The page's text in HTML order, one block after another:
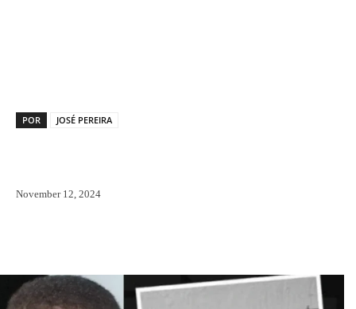
POR JOSÉ PEREIRA
November 12, 2024